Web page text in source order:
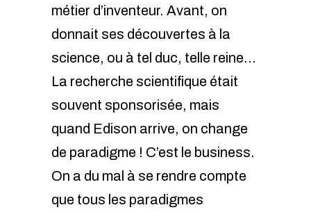
métier d’inventeur. Avant, on
donnait ses découvertes à la
science, ou à tel duc, telle reine…
La recherche scientifique était
souvent sponsorisée, mais
quand Edison arrive, on change
de paradigme ! C’est le business.
On a du mal à se rendre compte
que tous les paradigmes